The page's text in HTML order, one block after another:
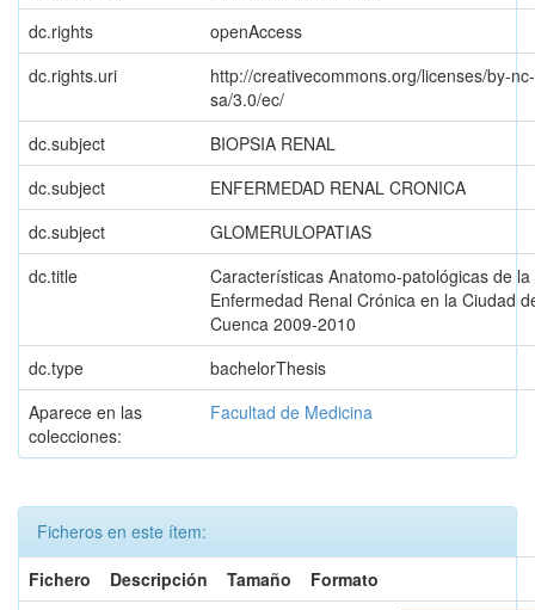
dc.rights
openAccess
dc.rights.uri
http://creativecommons.org/licenses/by-nc-
sa/3.0/ec/
dc.subject
BIOPSIA RENAL
dc.subject
ENFERMEDAD RENAL CRONICA
dc.subject
GLOMERULOPATIAS
dc.title
Características Anatomo-patológicas de la
Enfermedad Renal Crónica en la Ciudad
Cuenca 2009-2010
dc.type
bachelorThesis
Aparece en las
colecciones:
Facultad de Medicina
Ficheros en este ítem:
Fichero
Descripción Tamaño
Formato